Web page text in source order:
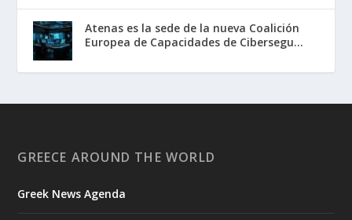
Atenas es la sede de la nueva Coalición
Europea de Capacidades de Cibersegu...
GREECE AROUND THE WORLD
Greek News Agenda